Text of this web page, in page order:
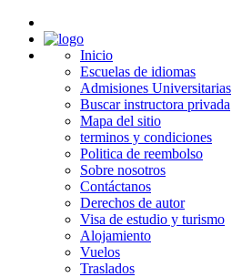
Inicio
Escuelas de idiomas
Admisiones Universitarias
Buscar instructora privada
Mapa del sitio
terminos y condiciones
Politica de reembolso
Sobre nosotros
Contáctanos
Derechos de autor
Visa de estudio y turismo
Alojamiento
Vuelos
Traslados